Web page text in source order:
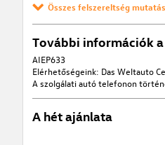
Összes felszereltség
További információk
AIEP633
Elérhetőségeink: Das Weltauto
A szolgálati autó telefonon
A hét ajánlata